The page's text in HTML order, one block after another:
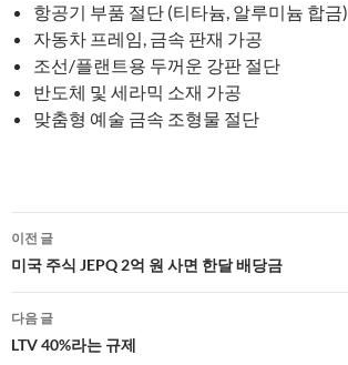
항공기 부품 절단 (티타늄, 알루미늄 합금)
자동차 프레임, 금속 판재 가공
조선/플랜트용 두꺼운 강판 절단
반도체 및 세라믹 소재 가공
맞춤형 예술 금속 조형물 절단
글
네
비
게
이전 글
미국 주식 JEPQ 2억 원 사면 한달 배당금
다음 글
LTV 40%라는 규제